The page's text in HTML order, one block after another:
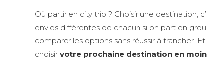
Où partir en city trip ? Choisir une destination,
envies différentes de chacun si on part en
comparer les options sans réussir à trancher.
choisir votre prochaine destination en